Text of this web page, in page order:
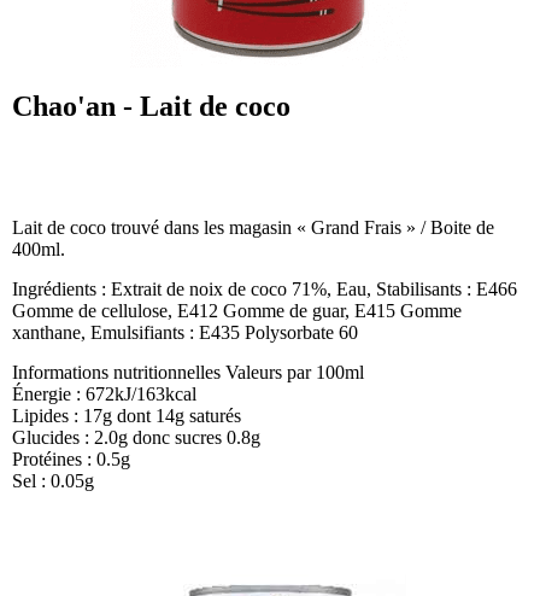
Chao'an - Lait de coco
Lait de coco trouvé dans les magasin « Grand Frais » / Boite de
400ml.
Ingrédients : Extrait de noix de coco 71%, Eau, Stabilisants : E466
Gomme de cellulose, E412 Gomme de guar, E415 Gomme
xanthane, Emulsifiants : E435 Polysorbate 60
Informations nutritionnelles Valeurs par 100ml
Énergie : 672kJ/163kcal
Lipides : 17g dont 14g saturés
Glucides : 2.0g donc sucres 0.8g
Protéines : 0.5g
Sel : 0.05g